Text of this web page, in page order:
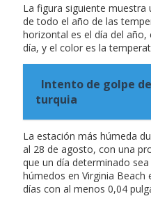
La figura siguiente
de todo el año de las
horizontal es el día del
día, y el color es la
Intento de golpe
turquia
La estación más húmeda
al 28 de agosto, con una
que un día determinado
húmedos en Virginia Beach
días con al menos 0,04